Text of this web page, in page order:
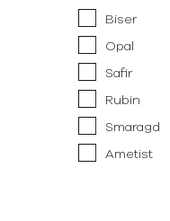
Biser
Opal
Safir
Rubin
Smaragd
Ametist